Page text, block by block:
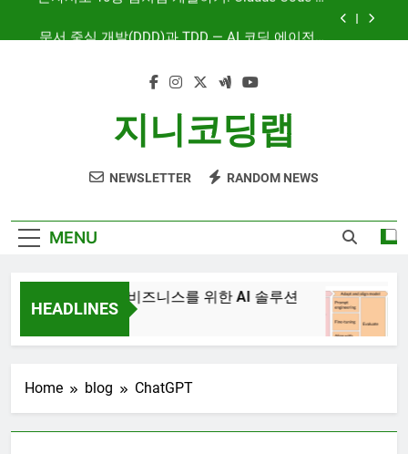
시대의 새로운 흐름
보여주는 시대
혼자서도 10명 팀처럼 개발하기: Claude Code 서
문서 중심 개발(DDD)과 TDD — AI 코딩 에이전트
AI와 함께하는 CMS 이야기
지니코딩랩
NEWSLETTER RANDOM NEWS
MENU
HEADLINES
JiniAI – 비즈니스를 위한 AI 솔루션
Home blog ChatGPT